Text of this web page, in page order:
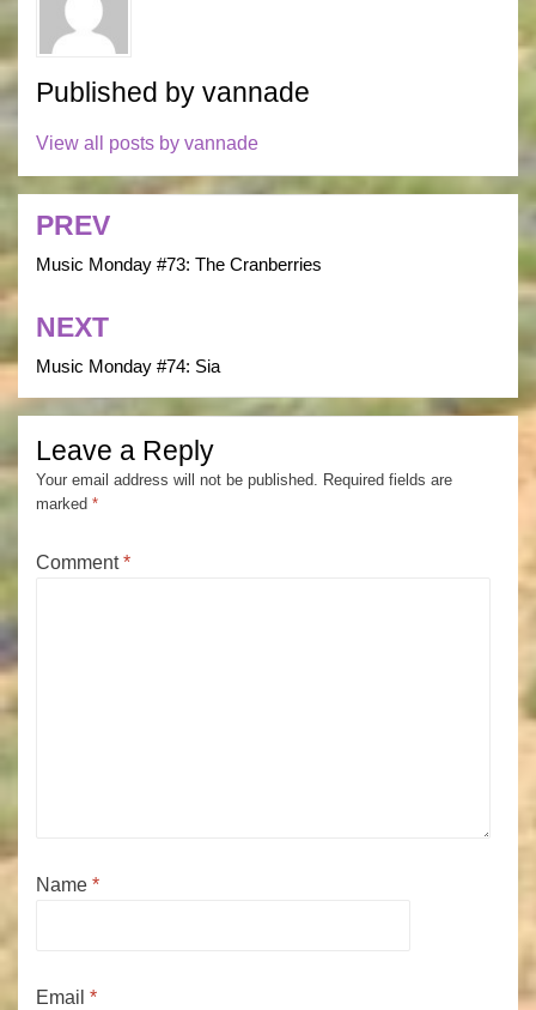
Published by vannade
View all posts by vannade
Post
navigation
PREV
Music Monday #73: The Cranberries
NEXT
Music Monday #74: Sia
Leave a Reply
Your email address will not be published. Required fields are
marked *
Comment*
Name *
Email *